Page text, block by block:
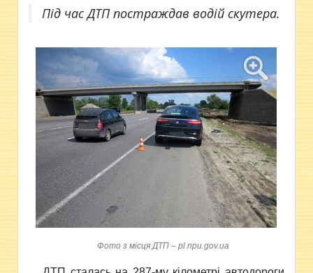
Під час ДТП постраждав водій скутера.
Фото з місця ДТП – pl.npu.gov.uа